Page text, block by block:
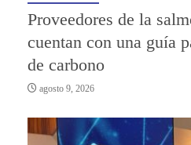
Proveedores de la
cuentan con una guía
de carbono
agosto 9, 2026